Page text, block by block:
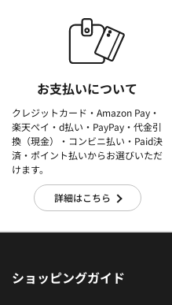
お支払いについて
クレジットカード・Amazon Pay・
楽天ぺイ・d払い・PayPay・代金引
換（現金）・コンビニ払い・Paid決
済・ポイント払いからお選びいただ
けます。
詳細はこちら
ショッピングガイド